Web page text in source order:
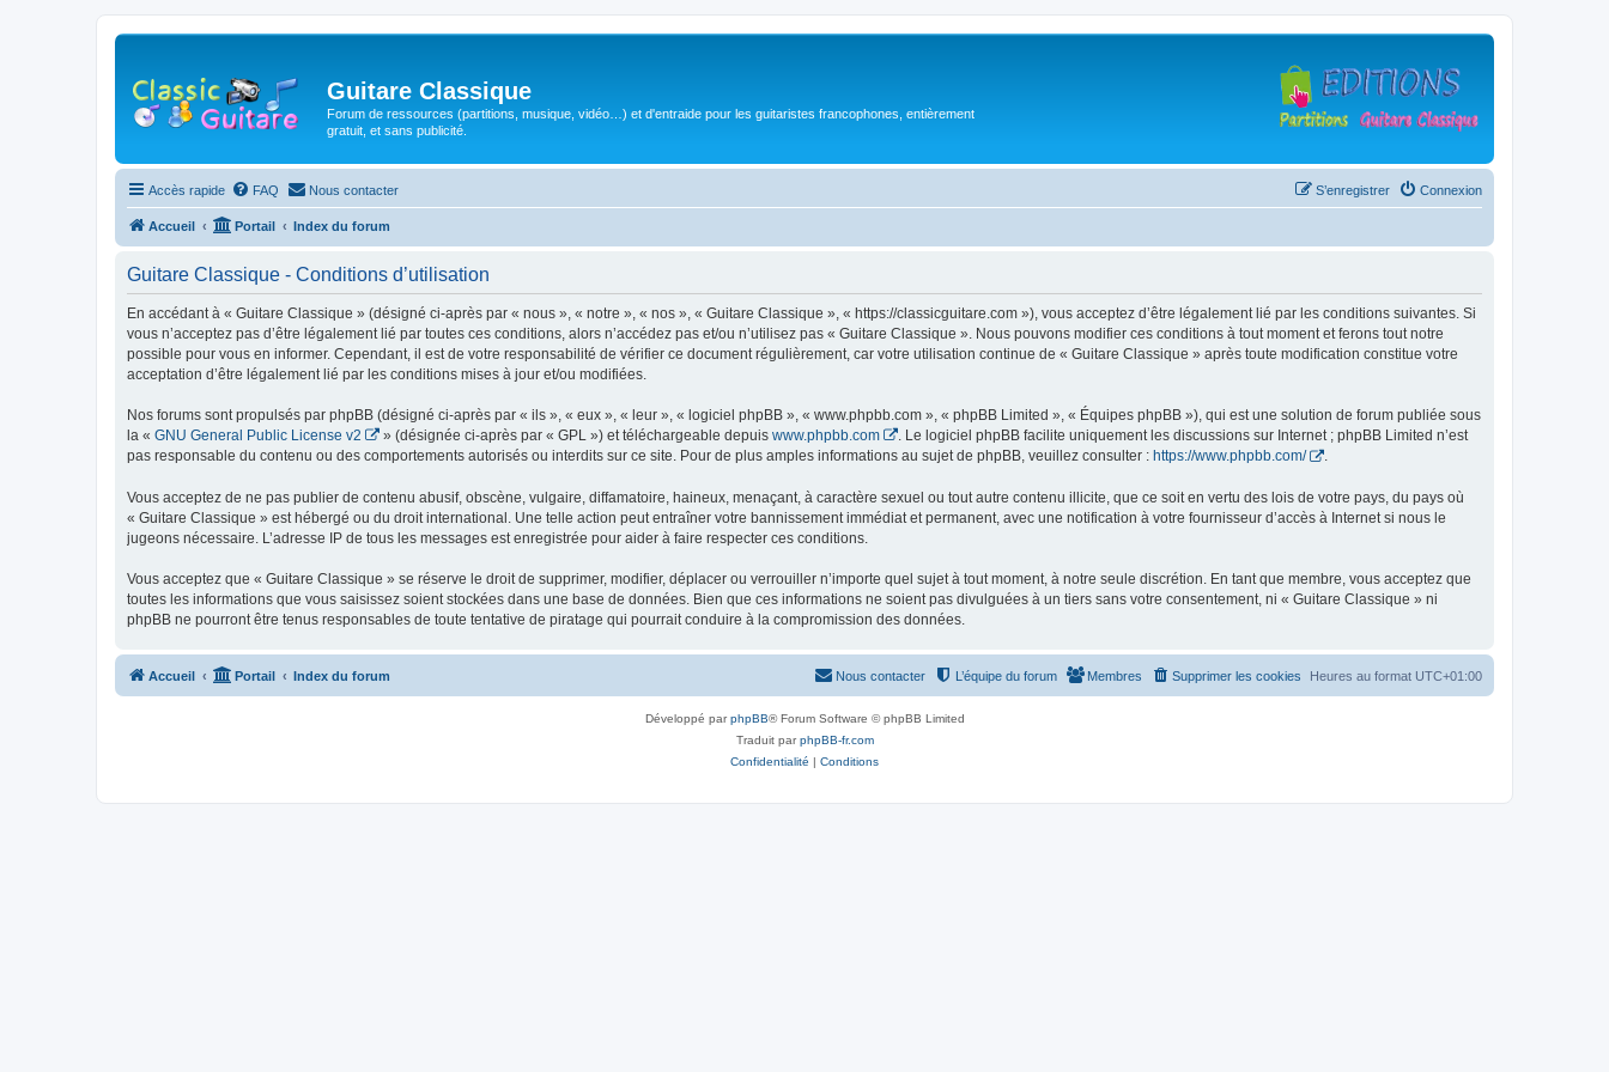
Guitare Classique
Forum de ressources (partitions, musique, vidéo…) et d'entraide pour les guitaristes francophones, entièrement
gratuit, et sans publicité.
Accès rapide FAQ Nous contacter Connexion
S’enregistrer
Accueil Portail Index du forum
Guitare Classique - Conditions d’utilisation
En accédant à « Guitare Classique » (désigné ci-après par « nous », « notre », « nos », « Guitare Classique », « https://classicguitare.com »), vous acceptez d’être légalement lié par les conditions suivantes. Si
vous n’acceptez pas d’être légalement lié par toutes ces conditions, alors n’accédez pas et/ou n’utilisez pas « Guitare Classique ». Nous pouvons modifier ces conditions à tout moment et ferons tout notre
possible pour vous en informer. Cependant, il est de votre responsabilité de vérifier ce document régulièrement, car votre utilisation continue de « Guitare Classique » après toute modification constitue votre
acceptation d’être légalement lié par les conditions mises à jour et/ou modifiées.
Nos forums sont propulsés par phpBB (désigné ci-après par « ils », « eux », « leur », « logiciel phpBB », « www.phpbb.com », « phpBB Limited », « Équipes phpBB »), qui est une solution de forum publiée sous
la « GNU General Public License v2 » (désignée ci-après par « GPL ») et téléchargeable depuis www.phpbb.com
. Le logiciel phpBB facilite uniquement les discussions sur Internet ; phpBB Limited n’est
pas responsable du contenu ou des comportements autorisés ou interdits sur ce site. Pour de plus amples informations au sujet de phpBB, veuillez consulter : https://www.phpbb.com/ .
Vous acceptez de ne pas publier de contenu abusif, obscène, vulgaire, diffamatoire, haineux, menaçant, à caractère sexuel ou tout autre contenu illicite, que ce soit en vertu des lois de votre pays, du pays où
« Guitare Classique » est hébergé ou du droit international. Une telle action peut entraîner votre bannissement immédiat et permanent, avec une notification à votre fournisseur d’accès à Internet si nous le
jugeons nécessaire. L’adresse IP de tous les messages est enregistrée pour aider à faire respecter ces conditions.
Vous acceptez que « Guitare Classique » se réserve le droit de supprimer, modifier, déplacer ou verrouiller n’importe quel sujet à tout moment, à notre seule discrétion. En tant que membre, vous acceptez que
toutes les informations que vous saisissez soient stockées dans une base de données. Bien que ces informations ne soient pas divulguées à un tiers sans votre consentement, ni « Guitare Classique » ni
phpBB ne pourront être tenus responsables de toute tentative de piratage qui pourrait conduire à la compromission des données.
Accueil Portail Index du forum Heures au format UTC+01:00
Supprimer les cookies
Membres
L’équipe du forum
Nous contacter
Développé parphpBB® Forum Software © phpBB Limited
Traduit parphpBB-fr.com
Confidentialité | Conditions